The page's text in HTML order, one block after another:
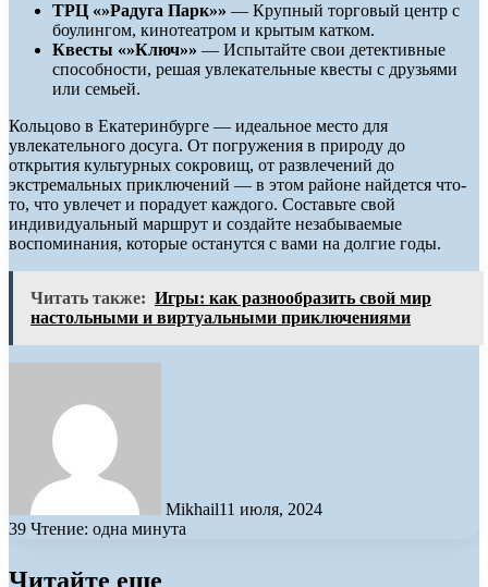
ТРЦ «»Радуга Парк»» — Крупный торговый центр с
боулингом, кинотеатром и крытым катком.
Квесты «»Ключ»» — Испытайте свои детективные
способности, решая увлекательные квесты с друзьями
или семьей.
Кольцово в Екатеринбурге — идеальное место для
увлекательного досуга. От погружения в природу до
открытия культурных сокровищ, от развлечений до
экстремальных приключений — в этом районе найдется что-
то, что увлечет и порадует каждого. Составьте свой
индивидуальный маршрут и создайте незабываемые
воспоминания, которые останутся с вами на долгие годы.
Читать также: Игры: как разнообразить свой мир
настольными и виртуальными приключениями
Mikhail11 июля, 2024
39 Чтение: одна минута